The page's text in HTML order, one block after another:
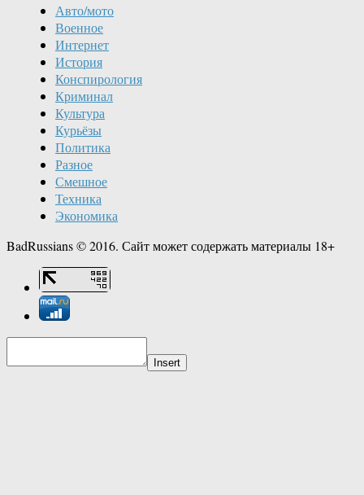
Авто/мото
Военное
Интернет
История
Конспирология
Криминал
Культура
Курьёзы
Политика
Разное
Смешное
Техника
Экономика
BadRussians © 2016. Сайт может содержать материалы 18+
Insert